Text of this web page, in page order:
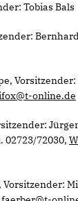
Tobias Bals
online.de
02723/72030,
Vorsitzender: